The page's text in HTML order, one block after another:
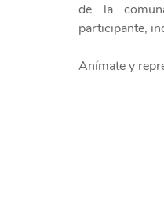
de la
participante,
Anímate y